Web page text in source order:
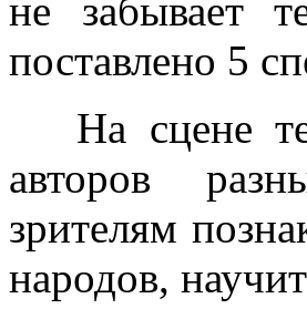
не забывает
поставлено 5
На сцене
авторов
зрителям
народов,